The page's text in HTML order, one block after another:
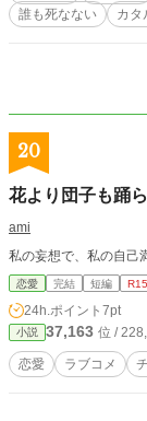
誰も死なない
カタ
20
花より団子も踊
ami
私の妄想で、私の自己
恋愛 完結 短編 R15
24h.ポイント 7pt
小説 37,163 位 /
恋愛 ラブコメ